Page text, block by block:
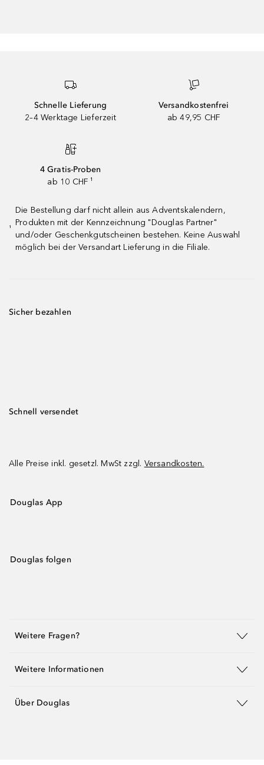
Schnelle Lieferung
2–4 Werktage Lieferzeit
Versandkostenfrei
ab 49,95 CHF
4 Gratis-Proben
ab 10 CHF ¹
¹
Die Bestellung darf nicht allein aus Adventskalendern,
Produkten mit der Kennzeichnung "Douglas Partner"
und/oder Geschenkgutscheinen bestehen. Keine Auswahl
möglich bei der Versandart Lieferung in die Filiale.
Sicher bezahlen
Schnell versendet
Alle Preise inkl. gesetzl. MwSt zzgl. Versandkosten.
Douglas App
Douglas folgen
Weitere Fragen?
Weitere Informationen
Über Douglas